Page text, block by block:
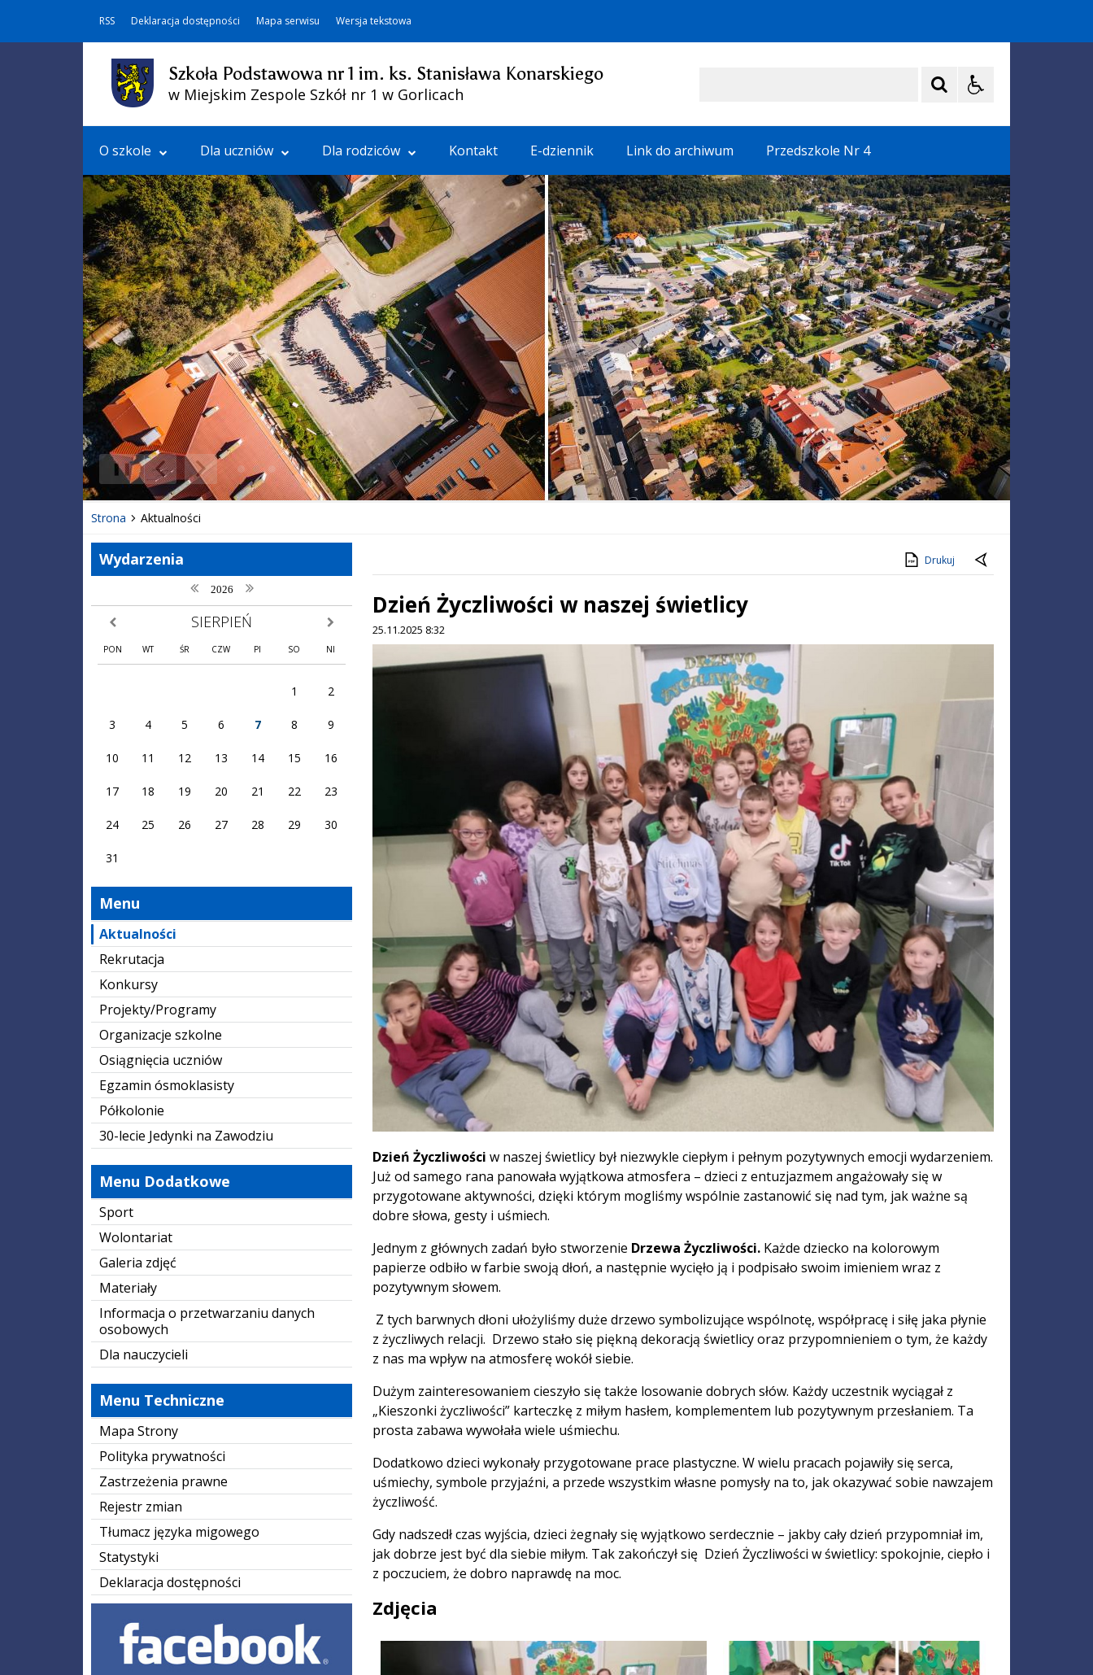
RSS Deklaracja dostępności Mapa serwisu Wersja tekstowa
Szkoła Podstawowa nr 1 im. ks. Stanisława Konarskiego
w Miejskim Zespole Szkół nr 1 w Gorlicach
O szkole Dla uczniów Dla rodziców Kontakt E-dziennik Link do archiwum Przedszkole Nr 4
Poprzedni Element
Następny Element
❚❚
Strona Aktualności
Wydarzenia
poprzedni rok
2026 następny rok
poprzedni miesiąc SIERPIEŃ następny miesiąc
PON WT ŚR CZW PI SO NI
1 2
3 4 5 6 7 8 9
10 11 12 13 14 15 16
17 18 19 20 21 22 23
24 25 26 27 28 29 30
31
Menu
Aktualności
Rekrutacja
Konkursy
Projekty/Programy
Organizacje szkolne
Osiągnięcia uczniów
Egzamin ósmoklasisty
Półkolonie
30-lecie Jedynki na Zawodziu
Menu Dodatkowe
Sport
Wolontariat
Galeria zdjęć
Materiały
Informacja o przetwarzaniu danych
osobowych
Dla nauczycieli
Menu Techniczne
Mapa Strony
Polityka prywatności
Zastrzeżenia prawne
Rejestr zmian
Tłumacz języka migowego
Statystyki
Deklaracja dostępności
Drukuj
Dzień Życzliwości w naszej świetlicy
25.11.2025 8:32
Treść
Dzień Życzliwości w naszej świetlicy był niezwykle ciepłym i pełnym pozytywnych emocji wydarzeniem.
Już od samego rana panowała wyjątkowa atmosfera – dzieci z entuzjazmem angażowały się w
przygotowane aktywności, dzięki którym mogliśmy wspólnie zastanowić się nad tym, jak ważne są
dobre słowa, gesty i uśmiech.
Jednym z głównych zadań było stworzenie Drzewa Życzliwości. Każde dziecko na kolorowym
papierze odbiło w farbie swoją dłoń, a następnie wycięło ją i podpisało swoim imieniem wraz z
pozytywnym słowem.
Z tych barwnych dłoni ułożyliśmy duże drzewo symbolizujące wspólnotę, współpracę i siłę jaka płynie
z życzliwych relacji. Drzewo stało się piękną dekoracją świetlicy oraz przypomnieniem o tym, że każdy
z nas ma wpływ na atmosferę wokół siebie.
Dużym zainteresowaniem cieszyło się także losowanie dobrych słów. Każdy uczestnik wyciągał z
„Kieszonki życzliwości” karteczkę z miłym hasłem, komplementem lub pozytywnym przesłaniem. Ta
prosta zabawa wywołała wiele uśmiechu.
Dodatkowo dzieci wykonały przygotowane prace plastyczne. W wielu pracach pojawiły się serca,
uśmiechy, symbole przyjaźni, a przede wszystkim własne pomysły na to, jak okazywać sobie nawzajem
życzliwość.
Gdy nadszedł czas wyjścia, dzieci żegnały się wyjątkowo serdecznie – jakby cały dzień przypomniał im,
jak dobrze jest być dla siebie miłym. Tak zakończył się Dzień Życzliwości w świetlicy: spokojnie, ciepło i
z poczuciem, że dobro naprawdę na moc.
Zdjęcia